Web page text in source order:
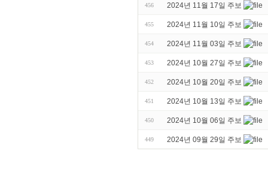
456 2024년 11월 17일 주보
455 2024년 11월 10일 주보
454 2024년 11월 03일 주보
453 2024년 10월 27일 주보
452 2024년 10월 20일 주보
451 2024년 10월 13일 주보
450 2024년 10월 06일 주보
449 2024년 09월 29일 주보